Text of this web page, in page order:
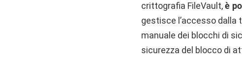
crittografia FileVault,è
gestisce l’accesso dalla
manuale dei blocchi di
sicurezza del blocco di